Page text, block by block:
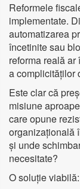
Reformele
implementate.
automatizarea
încetinite sau
reforma reală
a complicităților
Este clar că
misiune
care opune
organizațională
și unde
necesitate?
O soluție